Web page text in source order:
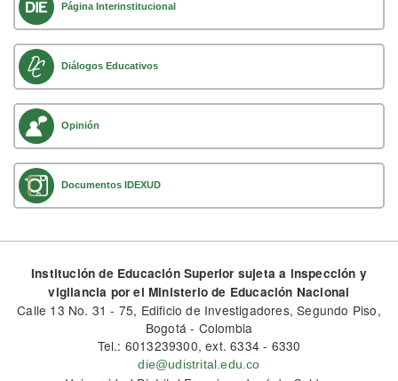
Página Interinstitucional
Diálogos Educativos
Opinión
Documentos IDEXUD
Institución de Educación Superior sujeta a inspección y
vigilancia por el Ministerio de Educación Nacional
Calle 13 No. 31 - 75, Edificio de Investigadores, Segundo Piso,
Bogotá - Colombia
Tel.: 6013239300, ext. 6334 - 6330
die@udistrital.edu.co